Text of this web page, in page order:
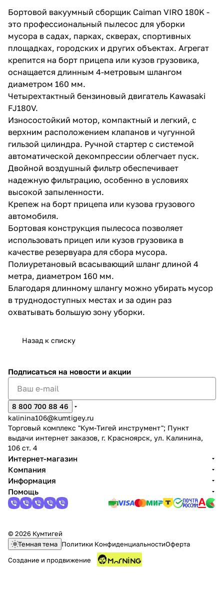
Бортовой вакуумный сборщик Caiman VIRO 180K -
это профессиональный пылесос для уборки
мусора в садах, парках, скверах, спортивных
площадках, городских и других объектах. Агрегат
крепится на борт прицепа или кузов грузовика,
оснащается длинным 4-метровым шлангом
диаметром 160 мм.
Четырехтактный бензиновый двигатель Kawasaki
FJ180V.
Износостойкий мотор, компактный и легкий, с
верхним расположением клапанов и чугунной
гильзой цилиндра. Ручной стартер с системой
автоматической декомпрессии облегчает пуск.
Двойной воздушный фильтр обеспечивает
надежную фильтрацию, особенно в условиях
высокой запыленности.
Крепеж на борт прицепа или кузова грузового
автомобиля.
Бортовая конструкция пылесоса позволяет
использовать прицеп или кузов грузовика в
качестве резервуара для сбора мусора.
Полиуретановый всасывающий шланг длиной 4
метра, диаметром 160 мм.
Благодаря длинному шлангу можно убирать мусор
в труднодоступных местах и за один раз
охватывать большую зону уборки.
Назад к списку
Подписаться на новости и акции
8 800 700 88 46
kalinina106@kumtigey.ru
Торговый комплекс "Кум-Тигей инструмент"; Пункт
выдачи интернет заказов, г. Красноярск, ул. Калинина,
106 ст. 4
Интернет-магазин
Компания
Информация
Помощь
© 2026 Кумтигей
Темная тема Политики КонфиденциальностиОферта
Создание и продвижение
раз в 2
недели